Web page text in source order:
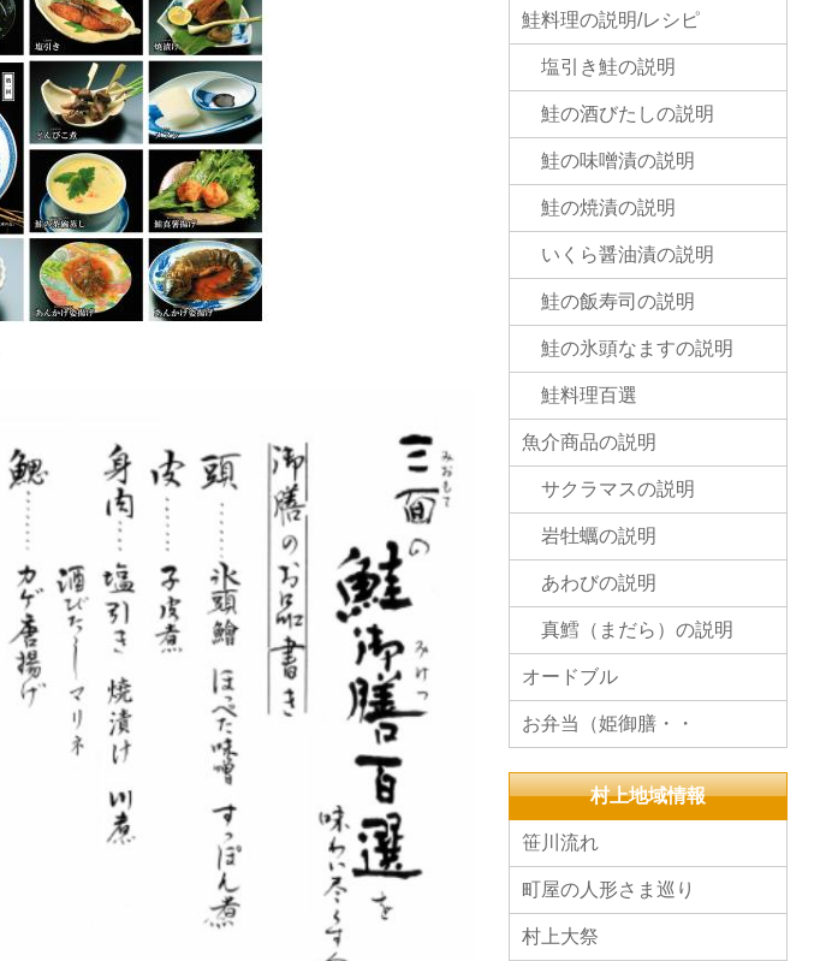
鮭料理の説明/レシピ
塩引き鮭の説明
鮭の酒びたしの説明
鮭の味噌漬の説明
鮭の焼漬の説明
いくら醤油漬の説明
鮭の飯寿司の説明
鮭の氷頭なますの説明
鮭料理百選
魚介商品の説明
サクラマスの説明
岩牡蠣の説明
あわびの説明
真鱈（まだら）の説明
オードブル
お弁当（姫御膳・・
村上地域情報
笹川流れ
町屋の人形さま巡り
村上大祭